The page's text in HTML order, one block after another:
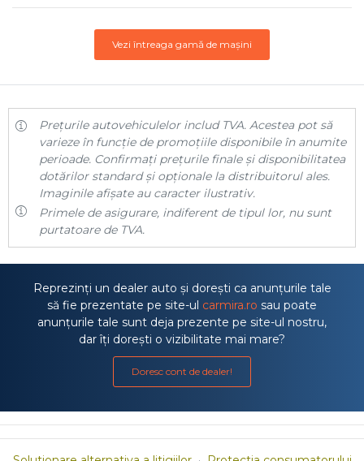
Vezi întreaga gamă de mașini
Prețurile autovehiculelor includ TVA. Acestea pot să
varieze în funcție de promoțiile disponibile în anumite
perioade. Confirmați prețurile finale și disponibilitatea
dotărilor standard și opționale la distribuitorul ales.
Imaginile afișate au caracter ilustrativ.
Primele de asigurare, indiferent de tipul lor, nu sunt
purtatoare de TVA.
Reprezinți un dealer auto și dorești ca anunțurile tale
să fie prezentate pe site-ul carmira.ro sau poate
anunțurile tale sunt deja prezente pe site-ul nostru,
dar îți dorești o vizibilitate mai mare?
Doresc cont de dealer!